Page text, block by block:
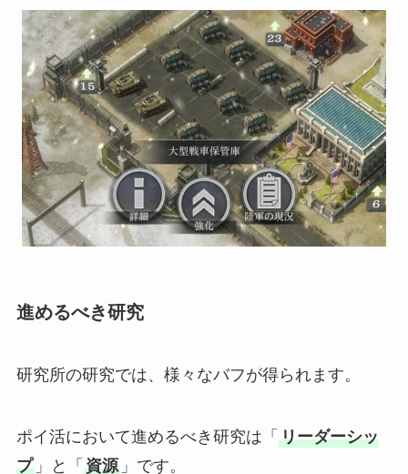
進めるべき研究
研究所の研究では、様々なバフが得られます。
ポイ活において進めるべき研究は「 リーダーシッ
プ」と「 資源」です。